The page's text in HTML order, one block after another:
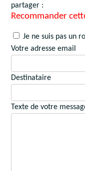
partager :
Recommander
Je ne suis pas un
Votre adresse email
Destinataire
Texte de votre